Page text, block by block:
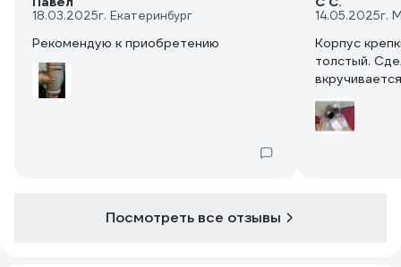
18.03.2025г. Екатеринбург
Рекомендую к приобретению
14.05.2025г.
Корпус
толстый.
Посмотреть все отзывы